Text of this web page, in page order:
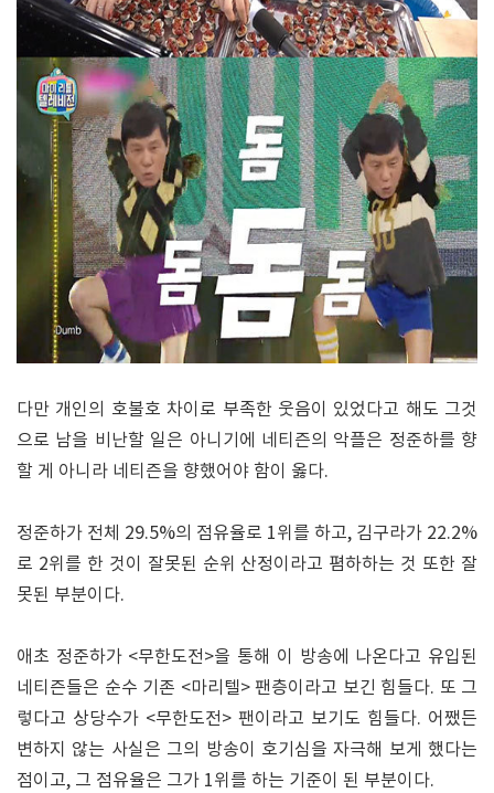
다만 개인의 호불호 차이로 부족한 웃음이 있었다고 해도 그것
으로 남을 비난할 일은 아니기에 네티즌의 악플은 정준하를 향
할 게 아니라 네티즌을 향했어야 함이 옳다.
정준하가 전체 29.5%의 점유율로 1위를 하고, 김구라가 22.2%
로 2위를 한 것이 잘못된 순위 산정이라고 폄하하는 것 또한 잘
못된 부분이다.
애초 정준하가 <무한도전>을 통해 이 방송에 나온다고 유입된
네티즌들은 순수 기존 <마리텔> 팬층이라고 보긴 힘들다. 또 그
렇다고 상당수가 <무한도전> 팬이라고 보기도 힘들다. 어쨌든
변하지 않는 사실은 그의 방송이 호기심을 자극해 보게 했다는
점이고, 그 점유율은 그가 1위를 하는 기준이 된 부분이다.